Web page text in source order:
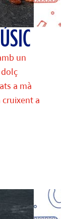
un
dolç
a mà
a